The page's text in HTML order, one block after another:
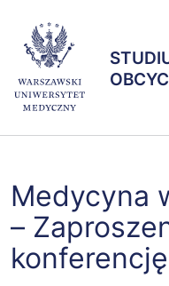
Egzaminy
Zespół
Medycyna
–
konferencję